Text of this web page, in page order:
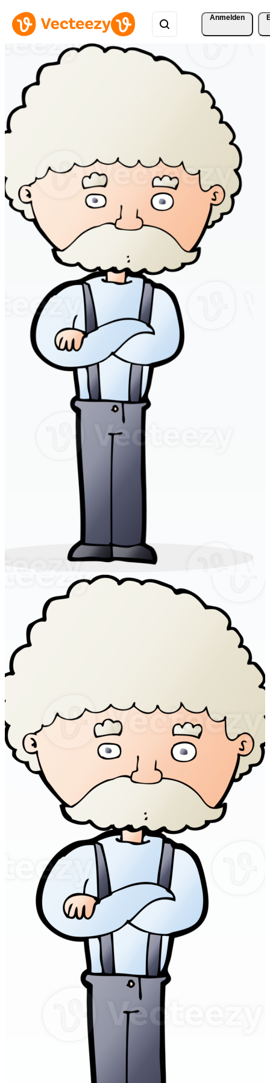
Anmelden